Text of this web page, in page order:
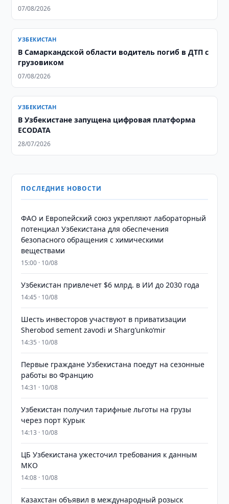
07/08/2026
УЗБЕКИСТАН
В Самаркандской области водитель погиб в ДТП с
грузовиком
07/08/2026
УЗБЕКИСТАН
В Узбекистане запущена цифровая платформа
ECODATA
28/07/2026
ПОСЛЕДНИЕ НОВОСТИ
ФАО и Европейский союз укрепляют лабораторный
потенциал Узбекистана для обеспечения
безопасного обращения с химическими
веществами
15:00 · 10/08
Узбекистан привлечет $6 млрд. в ИИ до 2030 года
14:45 · 10/08
Шесть инвесторов участвуют в приватизации
Sherobod sement zavodi и Shargʻunkoʻmir
14:35 · 10/08
Первые граждане Узбекистана поедут на сезонные
работы во Францию
14:31 · 10/08
Узбекистан получил тарифные льготы на грузы
через порт Курык
14:13 · 10/08
ЦБ Узбекистана ужесточил требования к данным
МКО
14:08 · 10/08
Казахстан объявил в международный розыск